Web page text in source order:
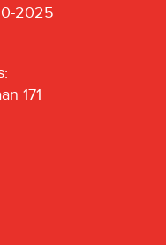
2025
171